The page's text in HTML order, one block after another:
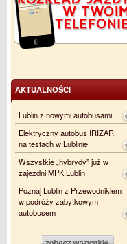
AKTUALNOŚCI
Lublin z nowymi autobusami
Elektryczny autobus IRIZAR
na testach w Lublinie
Wszystkie „hybrydy” już w
zajezdni MPK Lublin
Poznaj Lublin z Przewodnikiem
w podróży zabytkowym
autobusem